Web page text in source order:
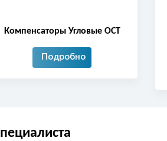
Компенсаторы Угловые ОСТ
Подробно